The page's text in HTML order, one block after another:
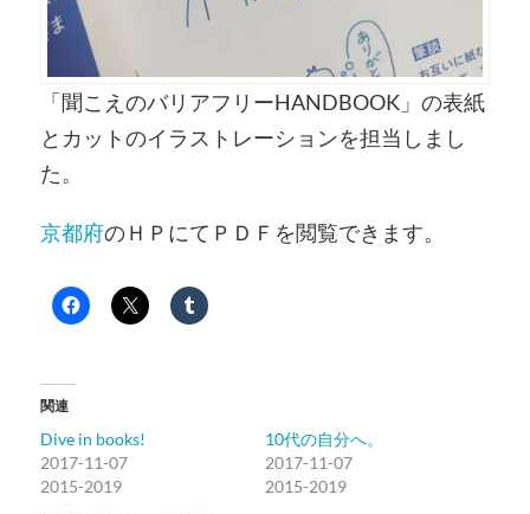
「聞こえのバリアフリーHANDBOOK」の表紙
とカットのイラストレーションを担当しまし
た。
京都府のＨＰにてＰＤＦを閲覧できます。
関連
Dive in books!
2017-11-07
2015-2019
10代の自分へ。
2017-11-07
2015-2019